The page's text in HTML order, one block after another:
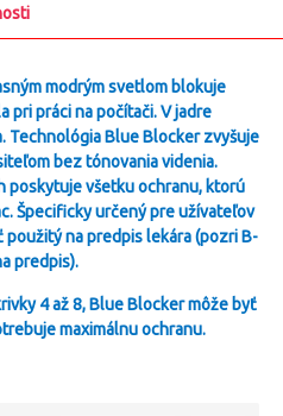
modrým svetlom blokuje
pri práci na počítači. V jadre
Technológia Blue Blocker zvyšuje
bez tónovania videnia.
poskytuje všetku ochranu, ktorú
Špecificky určený pre užívateľov
použitý na predpis lekára (pozri B-
predpis).
4 až 8, Blue Blocker môže byť
maximálnu ochranu.